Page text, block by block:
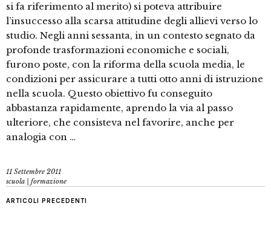
si fa riferimento al merito) si poteva attribuire
l’insuccesso alla scarsa attitudine degli allievi verso lo
studio. Negli anni sessanta, in un contesto segnato da
profonde trasformazioni economiche e sociali,
furono poste, con la riforma della scuola media, le
condizioni per assicurare a tutti otto anni di istruzione
nella scuola. Questo obiettivo fu conseguito
abbastanza rapidamente, aprendo la via al passo
ulteriore, che consisteva nel favorire, anche per
analogia con …
11 Settembre 2011
scuola | formazione
ARTICOLI PRECEDENTI